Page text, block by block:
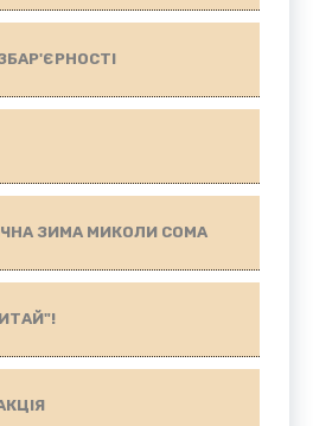
ЗИМА МИКОЛИ СОМА